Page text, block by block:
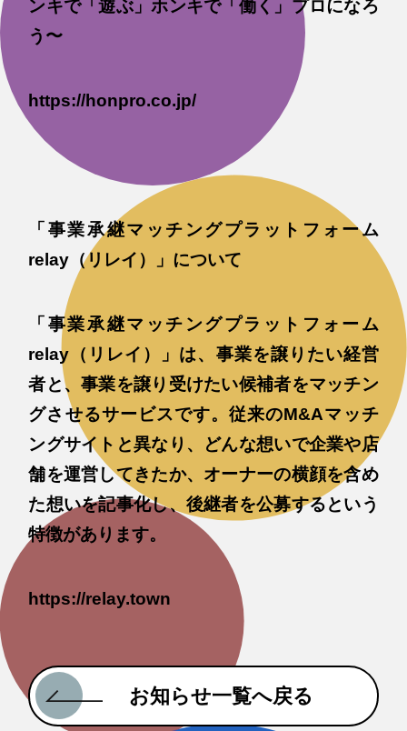
ンキで「遊ぶ」ホンキで「働く」プロになろ
う〜
https://honpro.co.jp/
「事業承継マッチングプラットフォーム
relay（リレイ）」について
「事業承継マッチングプラットフォーム
relay（リレイ）」は、事業を譲りたい経営
者と、事業を譲り受けたい候補者をマッチン
グさせるサービスです。従来のM&Aマッチ
ングサイトと異なり、どんな想いで企業や店
舗を運営してきたか、オーナーの横顔を含め
た想いを記事化し、後継者を公募するという
特徴があります。
https://relay.town
お知らせ一覧へ戻る